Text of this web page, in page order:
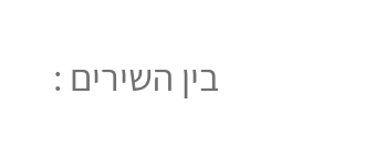
בין השירים :